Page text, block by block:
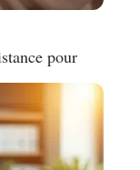
pour